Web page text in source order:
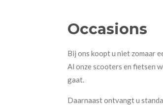
Occasions
Bij ons koopt u niet zomaar
Al onze scooters en fietsen
gaat.
Daarnaast ontvangt u